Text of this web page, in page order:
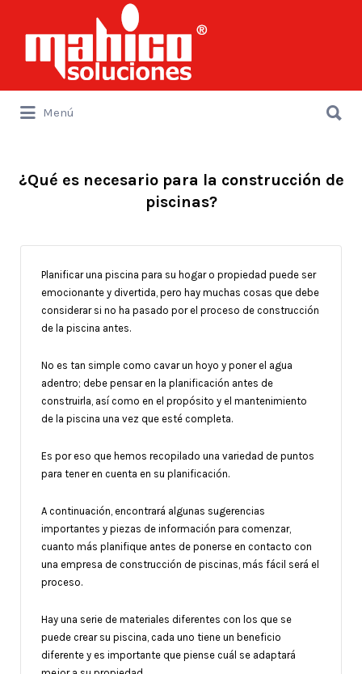
por:
Menú
por:
¿Qué es necesario para la construcción de
piscinas?
Planificar una piscina para su hogar o propiedad puede ser
emocionante y divertida, pero hay muchas cosas que debe
considerar si no ha pasado por el proceso de construcción
de la piscina antes.
No es tan simple como cavar un hoyo y poner el agua
adentro; debe pensar en la planificación antes de
construirla, así como en el propósito y el mantenimiento
de la piscina una vez que esté completa.
Es por eso que hemos recopilado una variedad de puntos
para tener en cuenta en su planificación.
A continuación, encontrará algunas sugerencias
importantes y piezas de información para comenzar,
cuanto más planifique antes de ponerse en contacto con
una empresa de construcción de piscinas, más fácil será el
proceso.
Hay una serie de materiales diferentes con los que se
puede crear su piscina, cada uno tiene un beneficio
diferente y es importante que piense cuál se adaptará